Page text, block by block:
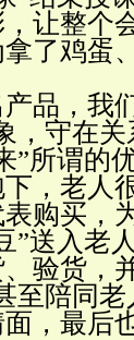
让整个
了鸡蛋
品，我
，守在
”所谓的
，老人
购买，
”送入老
验货，
至陪同
，最后